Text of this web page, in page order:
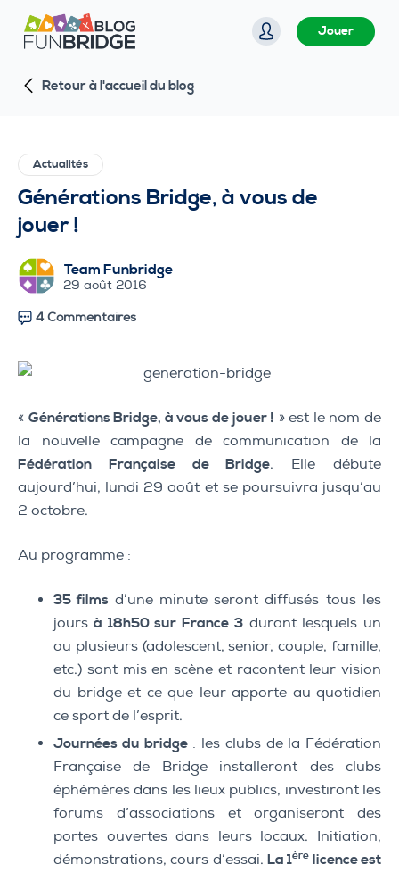
P
a
s
a
c
o
t
n
Jouer
Retour à l'accueil du blog
Actualités
Générations Bridge, à vous de
jouer !
Team Funbridge
29 août 2016
4 Commentaires
« Générations Bridge, à vous de jouer ! » est le nom de
la nouvelle campagne de communication de la
Fédération Française de Bridge. Elle débute
aujourd’hui, lundi 29 août et se poursuivra jusqu’au
2 octobre.
Au programme :
35 films d’une minute seront diffusés tous les
jours à 18h50 sur France 3durant lesquels un
ou plusieurs (adolescent, senior, couple, famille,
etc.) sont mis en scène et racontent leur vision
du bridge et ce que leur apporte au quotidien
ce sport de l’esprit.
Journées du bridge: les clubs de la Fédération
Française de Bridge installeront des clubs
éphémères dans les lieux publics, investiront les
forums d’associations et organiseront des
portes ouvertes dans leurs locaux. Initiation,
démonstrations, cours d’essai. La 1ère licence est